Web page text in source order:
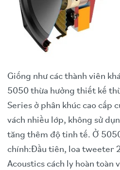
Giống như các thành viên
5050 thừa hưởng thiết kế
Series ở phân khúc cao cấp
vách nhiều lớp, không sử
tăng thêm độ tinh tế. Ở
chính:Đầu tiên, loa tweeter
Acoustics cách ly hoàn toàn